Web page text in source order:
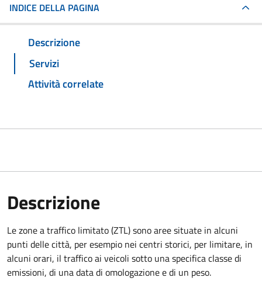
INDICE DELLA PAGINA
Descrizione
Servizi
Attività correlate
Descrizione
Le zone a traffico limitato (ZTL) sono aree situate in alcuni
punti delle città, per esempio nei centri storici, per limitare, in
alcuni orari, il traffico ai veicoli sotto una specifica classe di
emissioni, di una data di omologazione e di un peso.